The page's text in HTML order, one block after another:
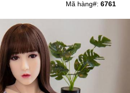
Mã hàng#: 6761